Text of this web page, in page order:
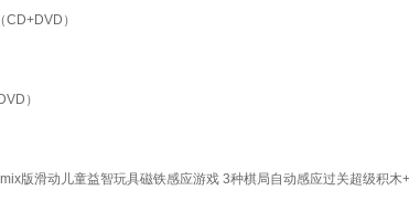
）
）
版滑动儿童益智玩具磁铁感应游戏 3种棋局自动感应过关超级积木